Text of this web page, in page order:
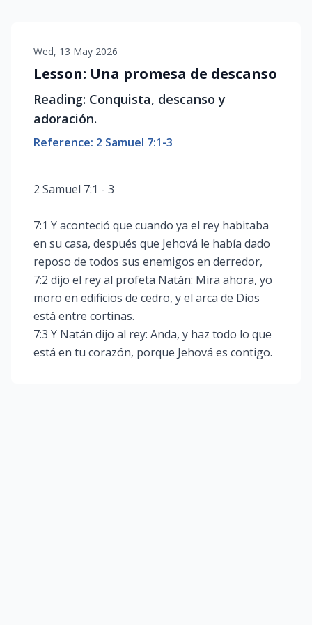
Wed, 13 May 2026
Lesson: Una promesa de descanso
Reading: Conquista, descanso y
adoración.
Reference: 2 Samuel 7:1-3
2 Samuel 7:1 - 3
7:1 Y aconteció que cuando ya el rey habitaba
en su casa, después que Jehová le había dado
reposo de todos sus enemigos en derredor,
7:2 dijo el rey al profeta Natán: Mira ahora, yo
moro en edificios de cedro, y el arca de Dios
está entre cortinas.
7:3 Y Natán dijo al rey: Anda, y haz todo lo que
está en tu corazón, porque Jehová es contigo.